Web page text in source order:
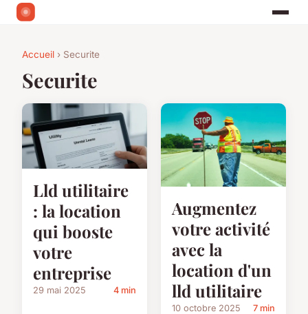
Accueil › Securite
Securite
Lld utilitaire
: la location
qui booste
votre
entreprise
29 mai 2025 4 min
Augmentez
votre activité
avec la
location d'un
lld utilitaire
10 octobre 2025 7 min